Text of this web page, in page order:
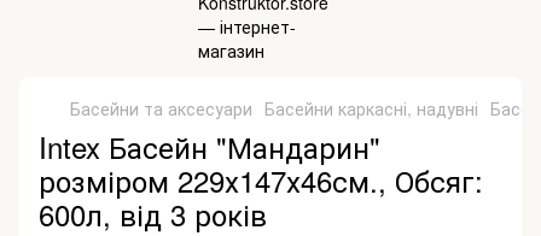
Басейни та аксесуари Басейни каркасні, надувні
Intex Басейн "Мандарин"
розміром 229х147х46см., Обсяг:
600л, від 3 років